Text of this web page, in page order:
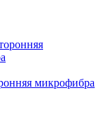
микрофибра